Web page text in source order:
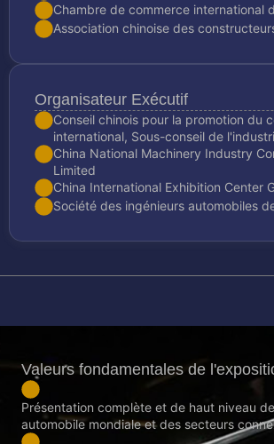
Chambre de commerce international
Association chinoise des
Organisateur Exécutif
Conseil chinois pour la promotion du
international, Sous-conseil de
China National Machinery Industry
Limited
China International Exhibition Center
Société des ingénieurs automobiles
Valeurs fondamentales de
Présentation complète et de haut niveau
automobile mondiale et des secteurs